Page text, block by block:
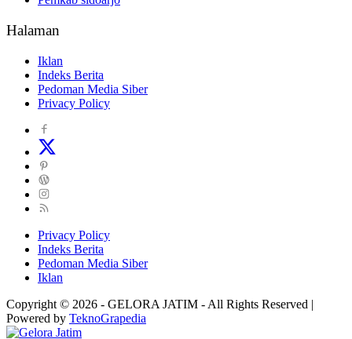
Halaman
Iklan
Indeks Berita
Pedoman Media Siber
Privacy Policy
Privacy Policy
Indeks Berita
Pedoman Media Siber
Iklan
Copyright © 2026 - GELORA JATIM - All Rights Reserved |
Powered by TeknoGrapedia